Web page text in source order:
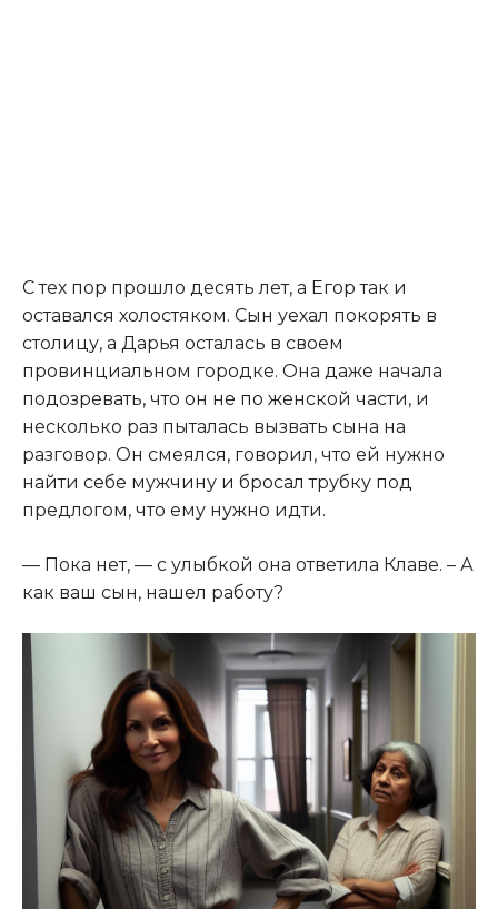
​С тех пор прошло десять лет, а Егор так и
оставался холостяком. Сын уехал покорять в
столицу, а Дарья осталась в своем
провинциальном городке. Она даже начала
подозревать, что он не по женской части, и
несколько раз пыталась вызвать сына на
разговор. Он смеялся, говорил, что ей нужно
найти себе мужчину и бросал трубку под
предлогом, что ему нужно идти.​
​— Пока нет, — с улыбкой она ответила Клаве. – А
как ваш сын, нашел работу?​